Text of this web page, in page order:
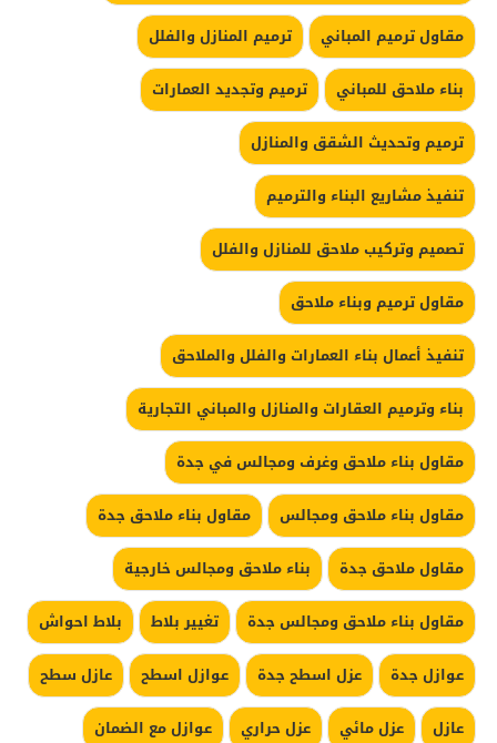
مقاول ترميم المباني
ترميم المنازل والفلل
بناء ملاحق للمباني
ترميم وتجديد العمارات
ترميم وتحديث الشقق والمنازل
تنفيذ مشاريع البناء والترميم
تصميم وتركيب ملاحق للمنازل والفلل
مقاول ترميم وبناء ملاحق
تنفيذ أعمال بناء العمارات والفلل والملاحق
بناء وترميم العقارات والمنازل والمباني التجارية
مقاول بناء ملاحق وغرف ومجالس في جدة
مقاول بناء ملاحق ومجالس
مقاول بناء ملاحق جدة
مقاول ملاحق جدة
بناء ملاحق ومجالس خارجية
مقاول بناء ملاحق ومجالس جدة
تغيير بلاط
بلاط احواش
عوازل جدة
عزل اسطح جدة عوازل اسطح
عازل سطح
عازل
عزل مائي عزل حراري
عوازل مع الضمان